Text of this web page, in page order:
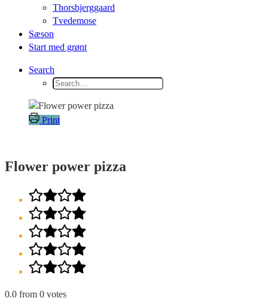
Thorsbjerggaard
Tvedemose
Sæson
Start med grønt
Search
Print
Flower power pizza
0.0 from 0 votes